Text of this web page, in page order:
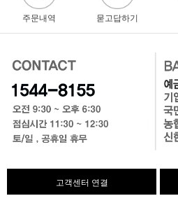
주문내역 묻고답하기
고객센터 연결